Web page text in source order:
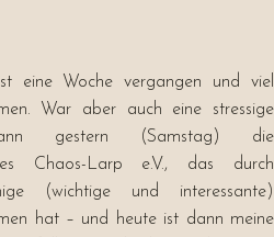
eine Woche vergangen und viel
War aber auch eine stressige
gestern (Samstag) die
des Chaos-Larp e.V., das durch
(wichtige und interessante)
hat – und heute ist dann meine